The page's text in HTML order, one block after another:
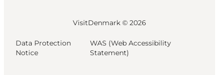
VisitDenmark © 2026
Data Protection
Notice
WAS (Web Accessibility
Statement)